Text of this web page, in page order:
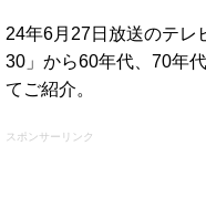
24年6月27日放送のテレ
30」から60年代、70年
てご紹介。
スポンサーリンク